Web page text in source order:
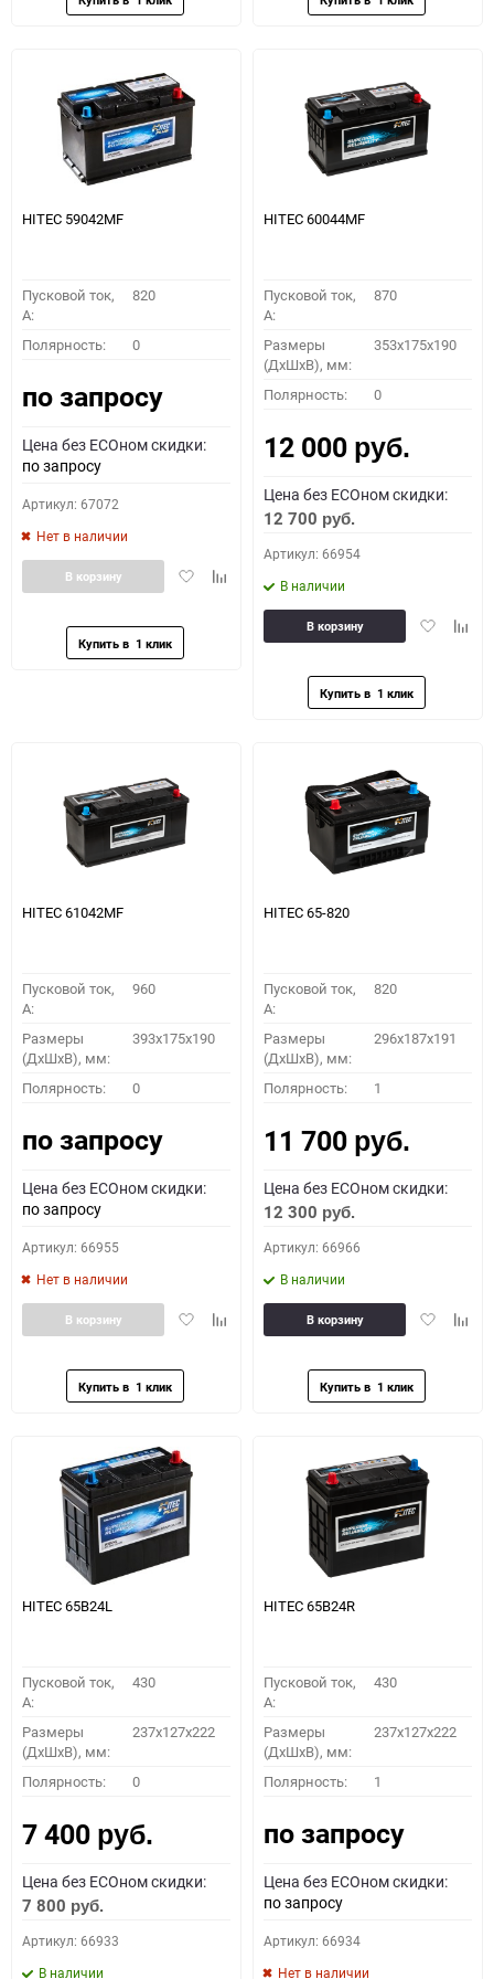
HITEC 59042MF
Пусковой ток,
A:
820
Полярность: 0
по запросу
Цена без ECOном скидки:
по запросу
Артикул: 67072
Нет в наличии
ДобавитьДобавить
сравнению
В корзину
HITEC 60044MF
Пусковой ток,
A:
870
Размеры
(ДхШхВ), мм:
353x175x190
Полярность: 0
12 000 руб.
Цена без ECOном скидки:
12 700 руб.
Артикул: 66954
В наличии
Добавить
В корзину
HITEC 61042MF
Пусковой ток,
A:
960
Размеры
(ДхШхВ), мм:
393x175x190
Полярность: 0
по запросу
Цена без ECOном скидки:
по запросу
Артикул: 66955
Нет в наличии
ДобавитьДобавить
В корзину
HITEC 65-820
Пусковой ток,
A:
820
Размеры
(ДхШхВ), мм:
296х187х191
Полярность: 1
11 700 руб.
Цена без ECOном скидки:
12 300 руб.
Артикул: 66966
В наличии
Добавить
В корзину
HITEC 65B24L
Пусковой ток,
A:
430
Размеры
(ДхШхВ), мм:
237x127x222
Полярность: 0
7 400 руб.
Цена без ECOном скидки:
7 800 руб.
Артикул: 66933
В наличии
HITEC 65B24R
Пусковой ток,
A:
430
Размеры
(ДхШхВ), мм:
237x127x222
Полярность: 1
по запросу
Цена без ECOном скидки:
по запросу
Артикул: 66934
Нет в наличии